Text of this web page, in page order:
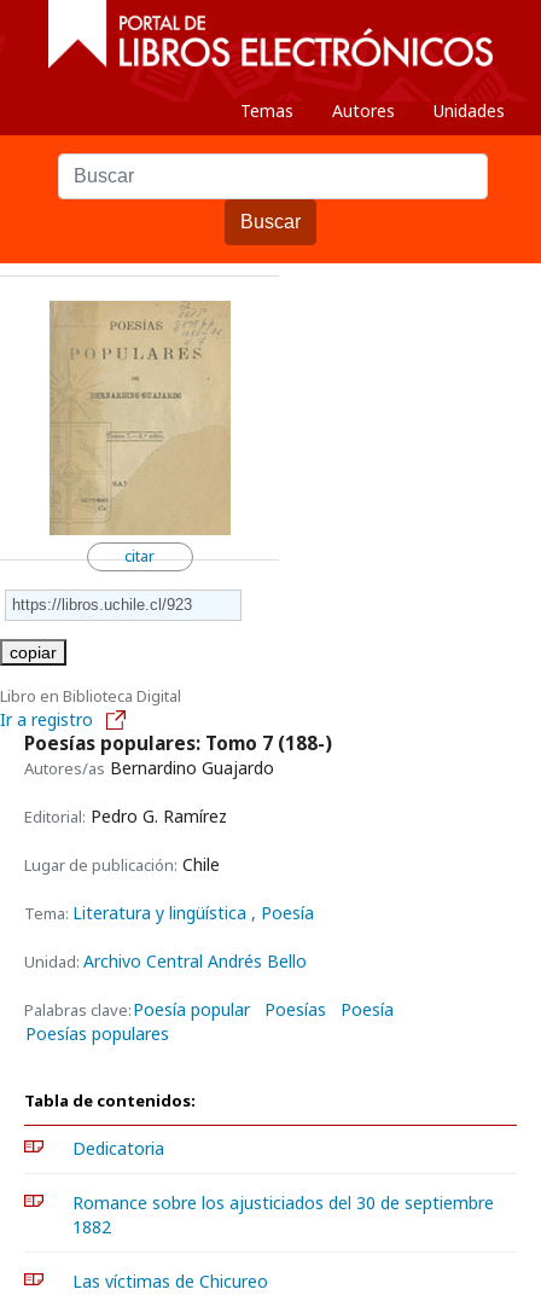
Temas Autores Unidades
Buscar
citar
copiar
Libro en Biblioteca Digital
Ir a registro
Poesías populares: Tomo 7 (188-)
Autores/as Bernardino Guajardo
Editorial: Pedro G. Ramírez
Lugar de publicación: Chile
Tema: Literatura y lingüística , Poesía
Unidad: Archivo Central Andrés Bello
Palabras clave:Poesía popular Poesías
Poesía
Poesías populares
Tabla de contenidos:
Dedicatoria
Romance sobre los ajusticiados del 30 de septiembre
1882
Las víctimas de Chicureo